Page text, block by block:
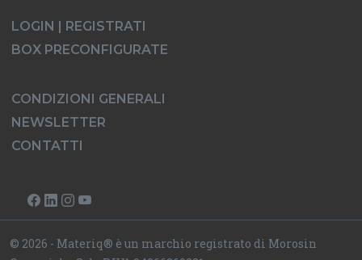
LOGIN | REGISTRATI
BOX PRECONFIGURATE
CONDIZIONI GENERALI
NEWSLETTER
CONTATTI
© 2026 - Materiq® è un marchio registrato di Morosin